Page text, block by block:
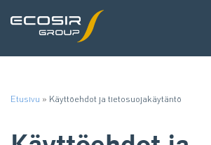
Etusivu » Käyttöehdot ja tietosuojakäytäntö